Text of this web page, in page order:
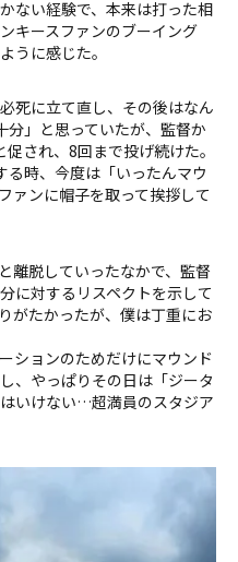
ない経験で、本来は打った相
キースファンのブーイング
うに感じた。
死に立て直し、その後はなん
分」と思っていたが、監督か
され、8回まで投げ続けた。
る時、今度は「いったんマウ
ァンに帽子を取って挨拶して
離脱していったなかで、監督
に対するリスペクトを示して
がたかったが、僕は丁重にお
ションのためだけにマウンド
、やっぱりその日は「ジータ
いけない…超満員のスタジア